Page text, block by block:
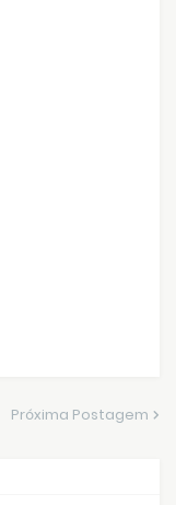
Próxima Postagem